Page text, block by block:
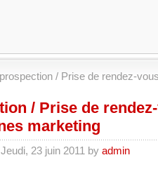
/ Prise de rendez-
/ Prise de
marketing
23 juin 2011 by admin